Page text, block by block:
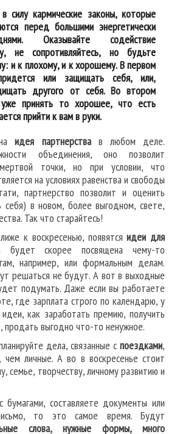
силу кармические законы, которые
перед большими энергетически
Оказывайте содействие
не сопротивляйтесь, но будьте
и к плохому, и к хорошему. В первом
или защищать себя, или,
другого от себя. Во втором
уже принять то хорошее, что есть
прийти к вам в руки.
идея партнерствав любом деле.
объединения, оно позволит
точки, но при условии, что
на условиях равенства и свободы
партнерство позволит и оценить
себя) в новом, более выгодном, свете,
Так что старайтесь!
к воскресенью, появятсяидеи для
будет скорее посвящена чему-то
например, или формальным делам.
решаться не будут. А вот в выходные
подумать. Даже если вы работаете
где зарплата строго по календарю, у
как заработать премию, получить
выгодно что-то ненужное.
дела, связанные с поездками,
личные. А во в воскресенье стоит
семье, творчеству, личному развитию и
составляете документы или
то это самое время. Будут
слова, нужные формы, много